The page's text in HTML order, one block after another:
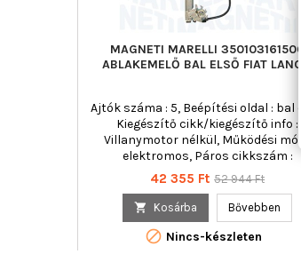
MAGNETI MARELLI 350103161500
ABLAKEMELŐ BAL ELSŐ FIAT
Ajtók száma : 5, Beépítési oldal : bal
Kiegészítő cikk/kiegészítő info :
Villanymotor nélkül, Működési mód
elektromos, Páros cikkszám :
350103161600
Ár
42 355 Ft Normál
52 944 Ft
 Kosárba Bővebben
 Nincs-készleten